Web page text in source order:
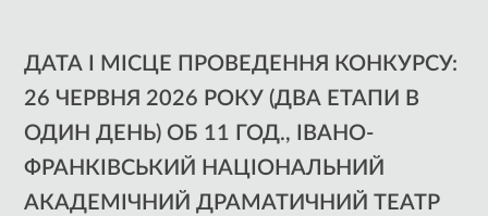
ДАТА І МІСЦЕ ПРОВЕДЕННЯ КОНКУРСУ:
26 ЧЕРВНЯ 2026 РОКУ (ДВА ЕТАПИ В
ОДИН ДЕНЬ) ОБ 11 ГОД., ІВАНО-
ФРАНКІВСЬКИЙ НАЦІОНАЛЬНИЙ
АКАДЕМІЧНИЙ ДРАМАТИЧНИЙ ТЕАТР